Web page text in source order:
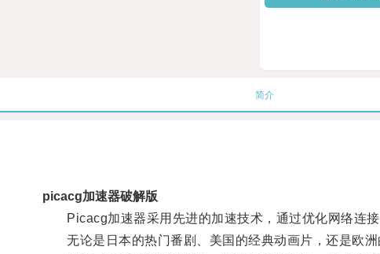
简介
picacg加速器破解版
Picacg加速器采用先进的加速技术，通过优化网络连接
无论是日本的热门番剧、美国的经典动画片，还是欧洲